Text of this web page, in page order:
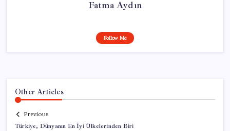
Fatma Aydın
Follow Me
Other Articles
Previous
Türkiye, Dünyanın En İyi Ülkelerinden Biri